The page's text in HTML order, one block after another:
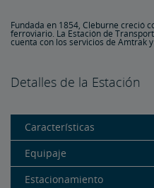
Fundada en 1854, Cleburne creció
ferroviario. La Estación de
cuenta con los servicios de Amtrak
Detalles de la Estación
Características
Equipaje
Estacionamiento